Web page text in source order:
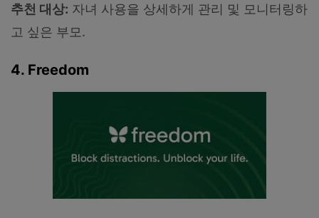
추천 대상: 자녀 사용을 상세하게 관리 및 모니터링하
고 싶은 부모.
4. Freedom